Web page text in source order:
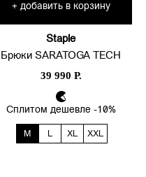
+ добавить в корзину
Staple
Брюки SARATOGA TECH
39 990 Р.
Сплитом дешевле -10%
M L XL XXL